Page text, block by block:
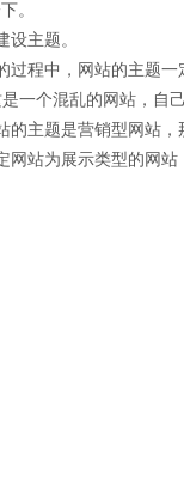
。
主题。
中，网站的主题一
一个混乱的网站，自
题是营销型网站，
网站为展示类型的网